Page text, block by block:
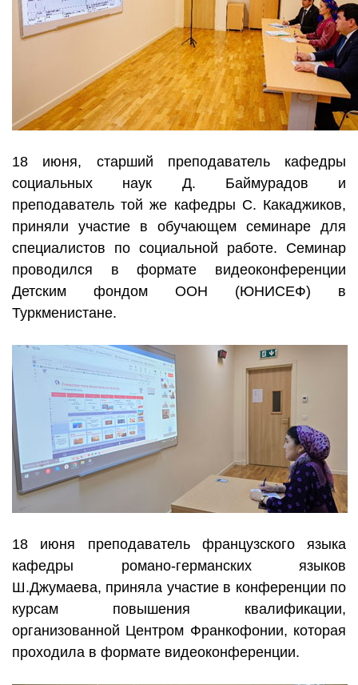
18 июня, старший преподаватель кафедры
социальных наук Д. Баймурадов и
преподаватель той же кафедры С. Какаджиков,
приняли участие в обучающем семинаре для
специалистов по социальной работе. Семинар
проводился в формате видеоконференции
Детским фондом ООН (ЮНИСЕФ) в
Туркменистане.
18 июня преподаватель французского языка
кафедры романо-германских языков
Ш.Джумаева, приняла участие в конференции по
курсам повышения квалификации,
организованной Центром Франкофонии, которая
проходила в формате видеоконференции.